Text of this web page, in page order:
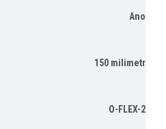
Ano
150 milimetr
O-FLEX-2